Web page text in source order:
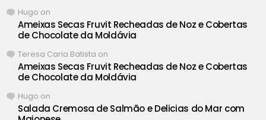
Hugo on
Ameixas Secas Fruvit Recheadas de Noz e Cobertas
de Chocolate da Moldávia
Teresa Carla Batista on
Ameixas Secas Fruvit Recheadas de Noz e Cobertas
de Chocolate da Moldávia
Hugo on
Salada Cremosa de Salmão e Delicias do Mar com